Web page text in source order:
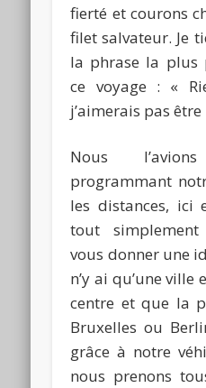
fierté et courons
filet salvateur. Je
la phrase la plus
ce voyage : «
j’aimerais pas
Nous
programmant
les distances, ici
tout simplement
vous donner une
n’y ai qu’une ville
centre et que la
Bruxelles ou
grâce à notre
nous prenons